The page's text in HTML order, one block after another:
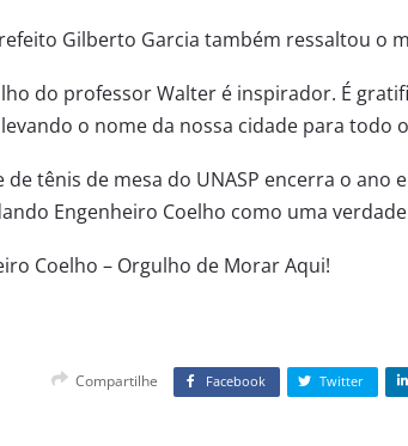
Gilberto Garcia também ressaltou o
do professor Walter é inspirador. É
o nome da nossa cidade para todo
de tênis de mesa do UNASP encerra o
Engenheiro Coelho como uma
Coelho – Orgulho de Morar Aqui!
Compartilhe Facebook Twitter